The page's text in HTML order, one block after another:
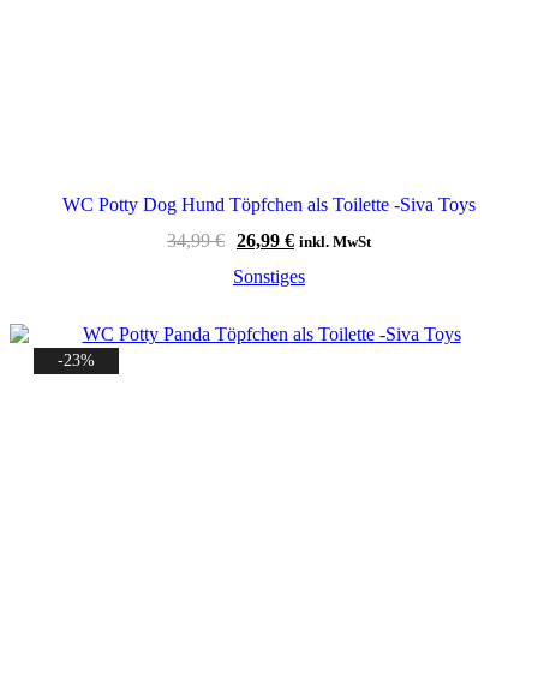
WC Potty Dog Hund Töpfchen als Toilette -Siva Toys
34,99€ Ursprünglicher
war:
26,99 €Aktueller
ist:
inkl. MwSt
Sonstiges
-23%